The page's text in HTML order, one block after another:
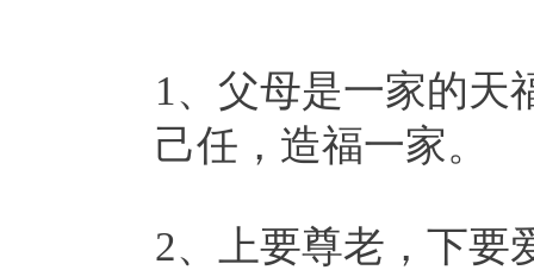
1、父母是一家的天
己任，造福一家。
2、上要尊老，下要